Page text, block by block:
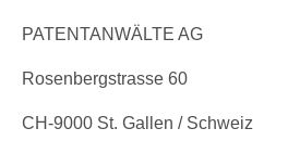
PATENTANWÄLTE AG
Rosenbergstrasse 60
CH-9000 St. Gallen / Schweiz